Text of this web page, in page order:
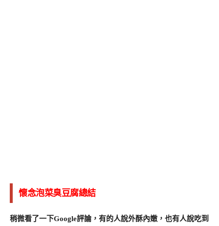
懷念泡菜臭豆腐總結
稍微看了一下Google評論，有的人說外酥內嫩，也有人說吃到